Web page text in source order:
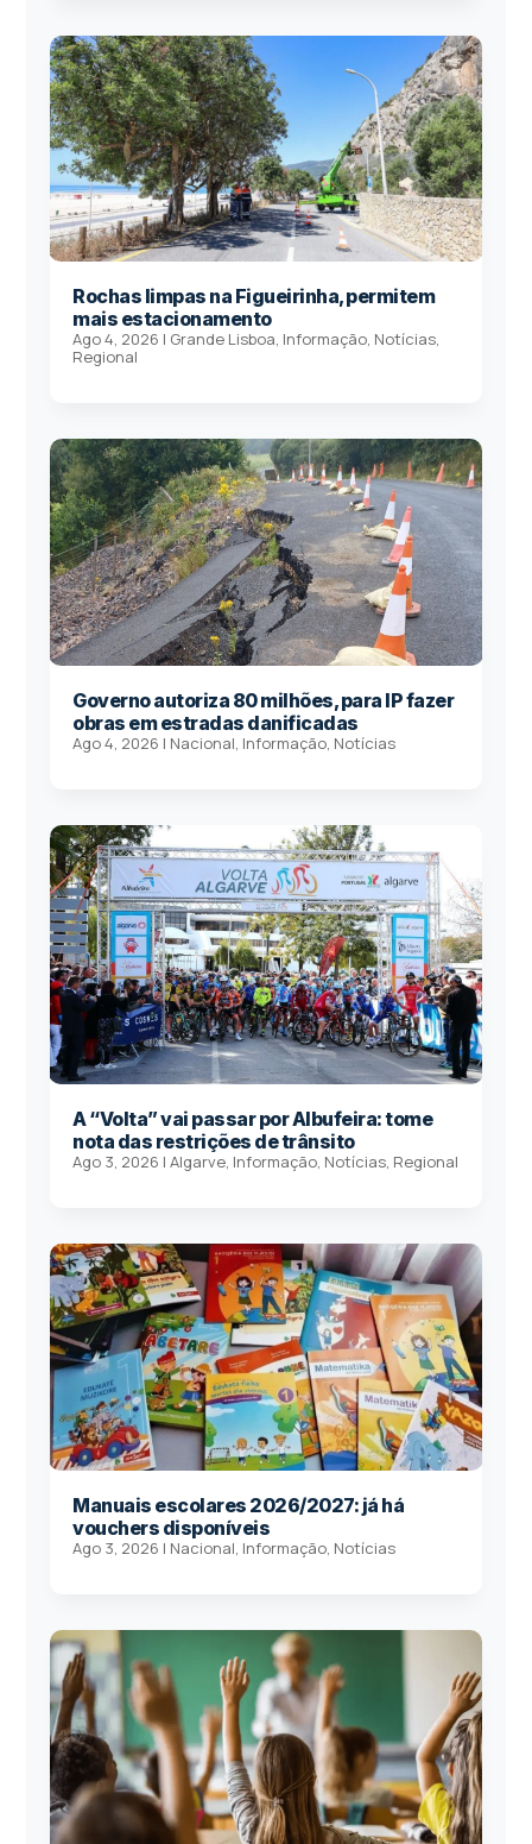
Rochas limpas na Figueirinha, permitem
mais estacionamento
Ago 4, 2026 | Grande Lisboa, Informação, Notícias,
Regional
Governo autoriza 80 milhões, para IP fazer
obras em estradas danificadas
Ago 4, 2026 | Nacional, Informação, Notícias
A “Volta” vai passar por Albufeira: tome
nota das restrições de trânsito
Ago 3, 2026 |Algarve, Informação, Notícias, Regional
Manuais escolares 2026/2027: já há
vouchers disponíveis
Ago 3, 2026 | Nacional, Informação, Notícias